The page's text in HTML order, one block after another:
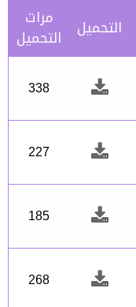
التحميل مرات
التحميل
338
227
185
268